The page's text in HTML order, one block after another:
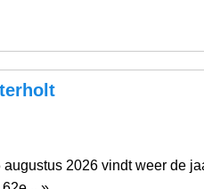
2026 vindt weer de